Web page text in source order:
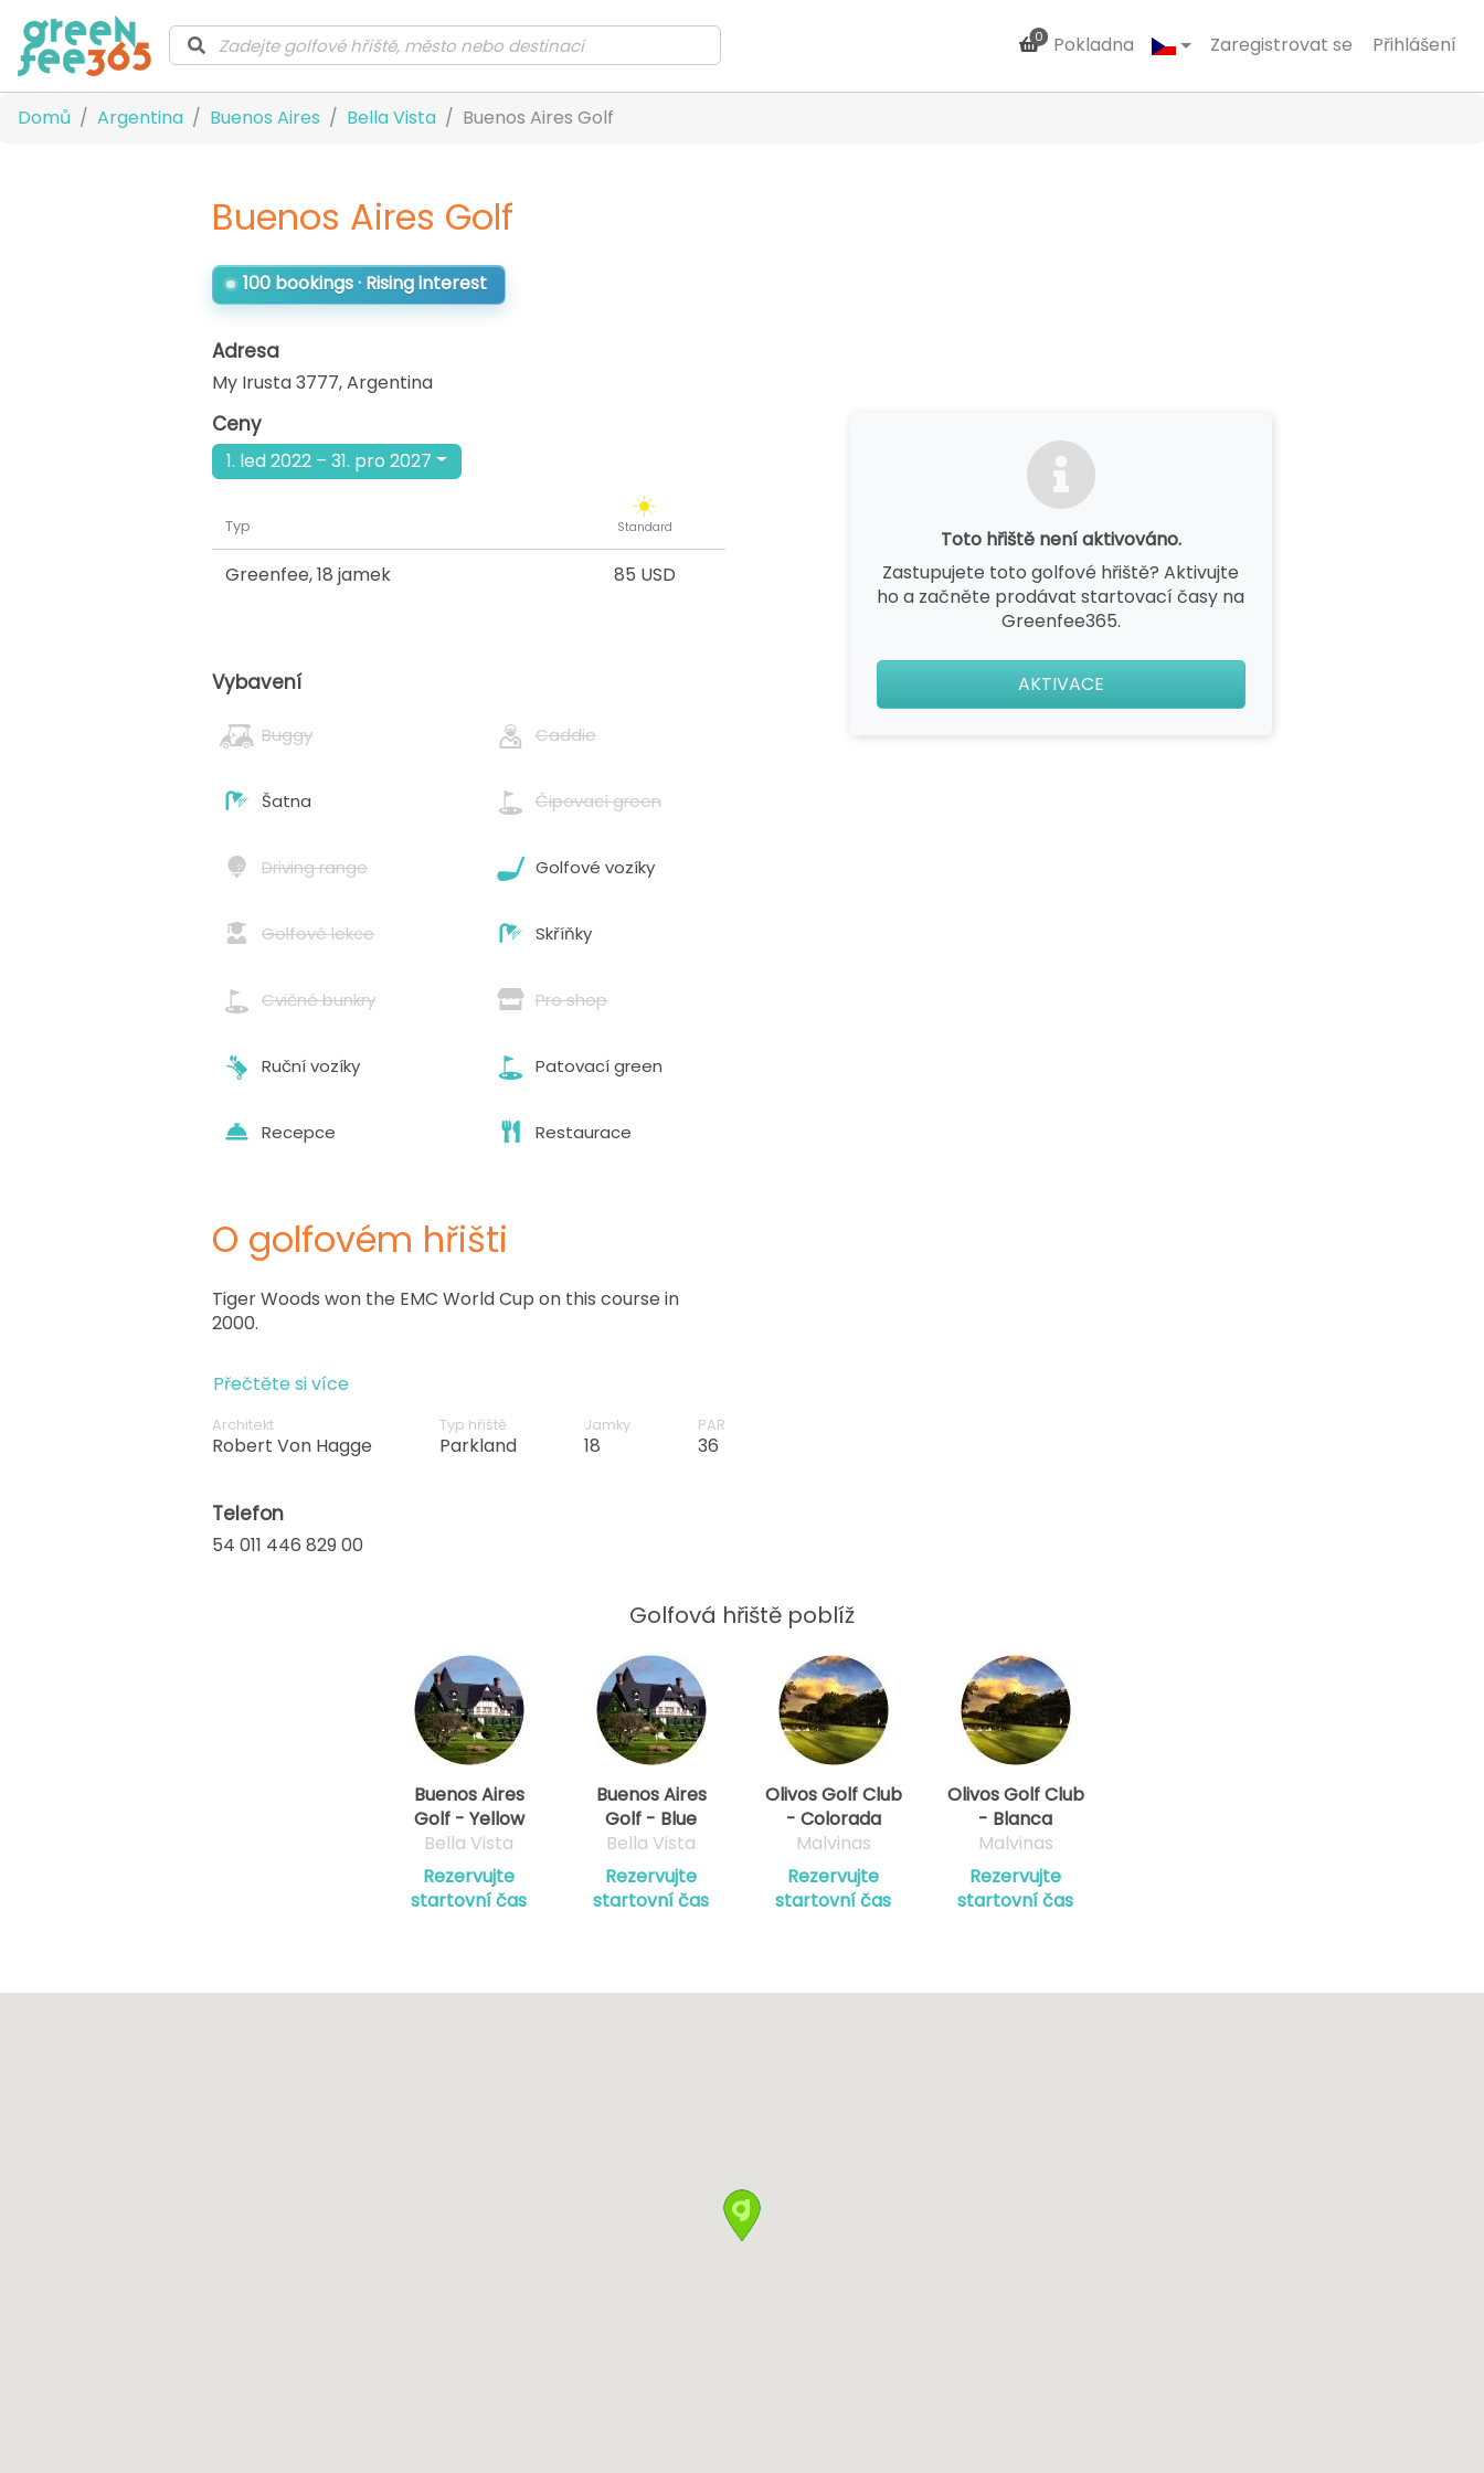
0 Pokladna Zaregistrovat se Přihlášení
Domů Argentina Buenos Aires Bella Vista Buenos Aires Golf
Buenos Aires Golf
100 bookings · Rising interest
Adresa
My Irusta 3777,Argentina
Toto hřiště není aktivováno.
Zastupujete toto golfové hřiště? Aktivujte
ho a začněte prodávat startovací časy na
Greenfee365.
AKTIVACE
Ceny
1. led 2022 – 31. pro 2027
Typ Standard
Greenfee,18 jamek 85 USD
Vybavení
Buggy Caddie
Šatna Čipovací green
Driving range Golfové vozíky
Golfové lekce Skříňky
Cvičné bunkry Pro shop
Ruční vozíky Patovací green
Recepce Restaurace
O golfovém hřišti
Tiger Woods won the EMC World Cup on this course in
2000.
Přečtěte si více
Architekt
Robert Von Hagge
Typ hřiště
Parkland
Jamky
18
PAR
36
Telefon
54 011 446 829 00
Golfová hřiště poblíž
Buenos Aires
Golf - Yellow
Bella Vista
Rezervujte
startovní čas
Buenos Aires
Golf - Blue
Bella Vista
Rezervujte
startovní čas
Olivos Golf Club
- Colorada
Malvinas
Rezervujte
startovní čas
Olivos Golf Club
- Blanca
Malvinas
Rezervujte
startovní čas